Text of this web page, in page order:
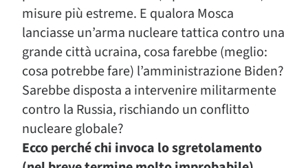
misure più estreme. E qualora Mosca
lanciasse un’arma nucleare tattica contro una
grande città ucraina, cosa farebbe (meglio:
cosa potrebbe fare) l’amministrazione Biden?
Sarebbe disposta a intervenire militarmente
contro la Russia, rischiando un conflitto
nucleare globale?
Ecco perché chi invoca lo sgretolamento